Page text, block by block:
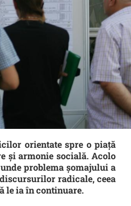
orientate spre o piață
și armonie socială. Acolo
problema șomajului a
radicale, ceea
le ia în continuare.